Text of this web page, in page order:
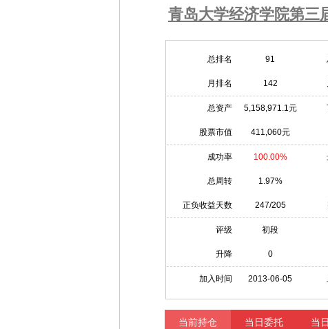
青岛大学经济学院第三
总排名 91
月排名 142
总资产 5,158,971.1元
股票市值 411,060元
成功率 100.00%
总周转 1.97%
正负收益天数 247/205
评级 初段
升降 0
加入时间 2013-06-05
当前持仓 当日委托 当